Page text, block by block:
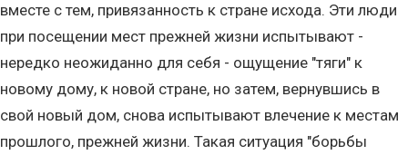
вместе с тем, привязанность к стране исхода. Эти люди
при посещении мест прежней жизни испытывают -
нередко неожиданно для себя - ощущение "тяги" к
новому дому, к новой стране, но затем, вернувшись в
свой новый дом, снова испытывают влечение к местам
прошлого, прежней жизни. Такая ситуация "борьбы